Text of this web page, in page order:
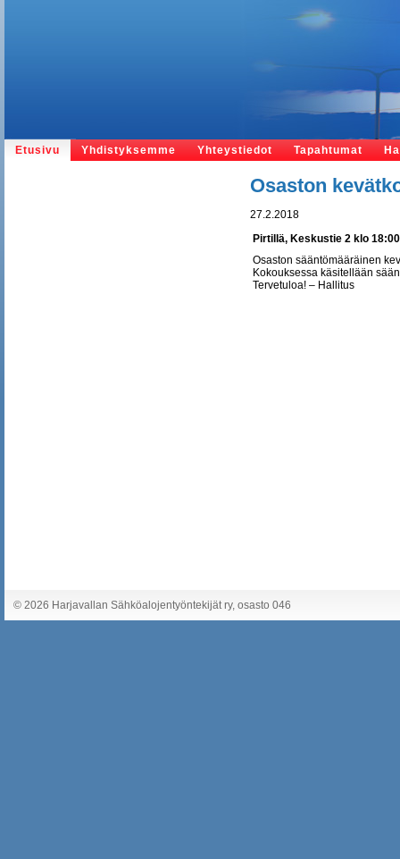
Etusivu Yhdistyksemme Yhteystiedot Tapahtumat
Osaston
27.2.2018
Pirtillä, Keskustie 2 klo 18:00
Osaston sääntömääräinen
Kokouksessa käsitellään
Tervetuloa! – Hallitus
© 2026 Harjavallan Sähköalojentyöntekijät ry, osasto 046